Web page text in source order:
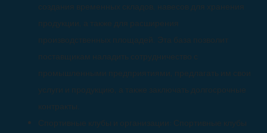
создания временных складов, навесов для хранения
продукции, а также для расширения
производственных площадей. Эта база позволит
поставщикам наладить сотрудничество с
промышленными предприятиями, предлагать им свои
услуги и продукцию, а также заключать долгосрочные
контракты.
Спортивные клубы и организации: Спортивные клубы